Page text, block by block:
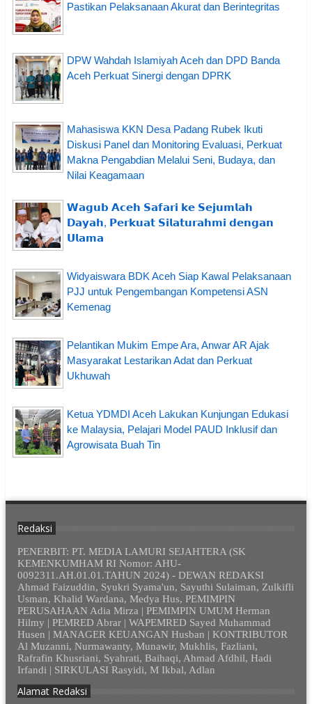
Pastikan Pelaksanaan Akurat dan Berintegritas
DPW Wahdah Islamiyah Aceh dan DPD Banda
Aceh Perkuat Sinergi dengan DPRK
Mahasiswa KKN Desa Padang Rubek Ikuti
Diskusi Panel dan Monitoring Evaluasi, Perkuat
Makna Pengabdian Melalui Seni, Budaya, dan
Nilai Keagamaan
𝗪𝗮𝗴𝘂𝗯 𝗔𝗰𝗲𝗵 𝗦𝗮𝗳𝗮𝗿𝗶 𝗸𝗲 𝗦𝗲𝗷𝘂𝗺𝗹𝗮𝗵
𝗗𝗮𝘆𝗮𝗵, 𝗣𝗲𝗿𝗸𝘂𝗮𝘁 𝗦𝗶𝗹𝗮𝘁𝘂𝗿𝗮𝗵𝗺𝗶 𝗱𝗲𝗻𝗴𝗮𝗻
𝗨𝗹𝗮𝗺𝗮
Widyaiswara BDK Aceh Siap Kawal Pelaksanaan
PJJ untuk Pengembangan Kompetensi ASN
Kemenag
Pelantikan Mukim Empe Ara, Anwar AR Ajak
Masyarakat Lestarikan Adat dan Perkuat
Ukhuwah
Ketua YDMDI Aceh Lakukan Kunjungan Edukasi
ke Malaysia, Pelajari Model PAUD Inklusif dan
Agrowisata Buah Tin
Redaksi
PENERBIT: PT. MEDIA LAMURI SEJAHTERA (SK
KEMENKUMHAM RI Nomor: AHU-
0092311.AH.01.01.TAHUN 2024) - DEWAN REDAKSI
Ahmad Faizuddin, Syukri Syama'un, Sayuthi Sulaiman, Zulkifli
Usman, Khalid Wardana, Medya Hus, PEMIMPIN
PERUSAHAAN Adia Mirza | PEMIMPIN UMUM Herman
Hilmy | PEMRED Abrar | WAPEMRED Sayed Muhammad
Husen | MANAGER KEUANGAN Husban | KONTRIBUTOR
Al Muzanni, Nurmawanty, Munawir, Mukhlis, Fazliani,
Rafrafin Khusriani, Syahrati, Baihaqi, Ahmad Afdhil, Hadi
Irfandi | SIRKULASI Rasyidi, M Ikbal, Adlan
Alamat Redaksi